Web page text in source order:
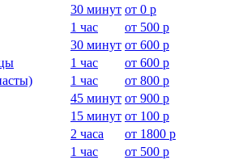
30 минут от 0 р
1 час от 500 р
30 минут от 600 р
1 час от 600 р
1 час от 800 р
45 минут от 900 р
15 минут от 100 р
2 часа от 1800 р
1 час от 500 р